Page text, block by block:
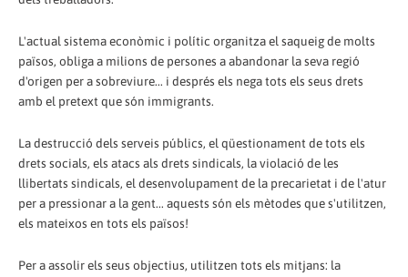
L'actual sistema econòmic i polític organitza el saqueig de molts
països, obliga a milions de persones a abandonar la seva regió
d'origen per a sobreviure... i després els nega tots els seus drets
amb el pretext que són immigrants.
La destrucció dels serveis públics, el qüestionament de tots els
drets socials, els atacs als drets sindicals, la violació de les
llibertats sindicals, el desenvolupament de la precarietat i de l'atur
per a pressionar a la gent... aquests són els mètodes que s'utilitzen,
els mateixos en tots els països!
Per a assolir els seus objectius, utilitzen tots els mitjans: la